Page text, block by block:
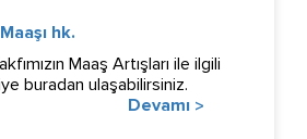
hk.
Maaş Artışları ile ilgili
buradan ulaşabilirsiniz.
Devamı >